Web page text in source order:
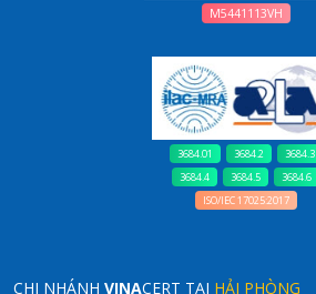
M5441113VH
3684.01 3684.2
3684.3
3684.4
3684.5
3684.6
ISO/IEC 17025:2017
CHI NHÁNH VINACERT TẠI HẢI PHÒNG